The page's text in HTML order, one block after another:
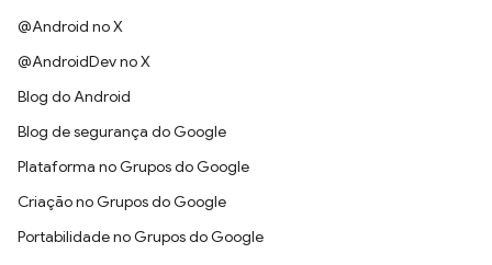
@Android no X
@AndroidDev no X
Blog do Android
Blog de segurança do Google
Plataforma no Grupos do Google
Criação no Grupos do Google
Portabilidade no Grupos do Google